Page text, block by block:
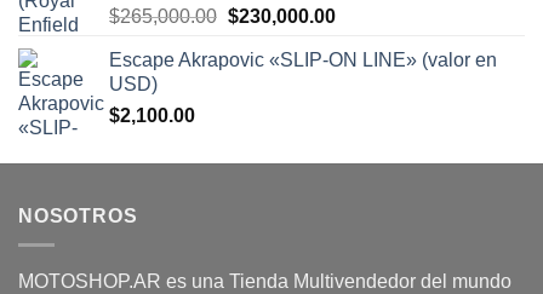
Valorado
5.00
5
$265,000.00 El
original
$230,000.00El
actual
Escape Akrapovic «SLIP-ON LINE» (valor en
USD)
$2,100.00
NOSOTROS
MOTOSHOP.AR es una Tienda Multivendedor del mundo